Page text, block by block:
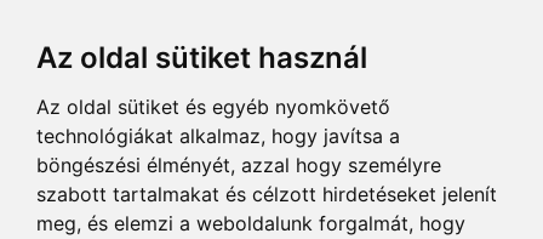
Az oldal sütiket használ
Az oldal sütiket és egyéb nyomkövető
technológiákat alkalmaz, hogy javítsa a
böngészési élményét, azzal hogy személyre
szabott tartalmakat és célzott hirdetéseket jelenít
meg, és elemzi a weboldalunk forgalmát, hogy